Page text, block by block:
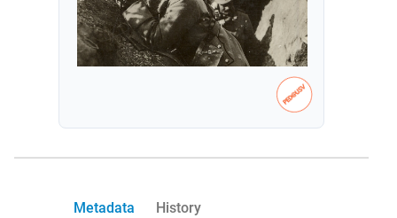
Metadata History